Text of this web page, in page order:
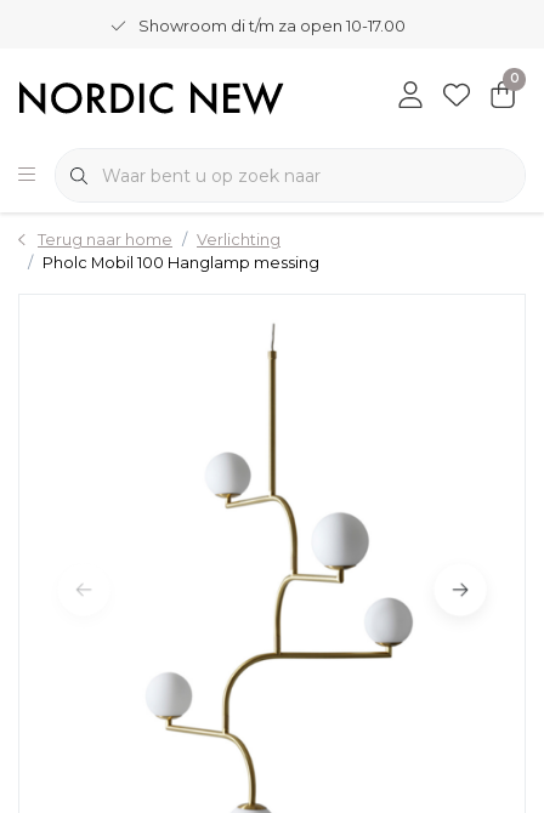
Showroom di t/m za open 10-17.00
0
Terug naar home
Verlichting
Pholc Mobil 100 Hanglamp messing